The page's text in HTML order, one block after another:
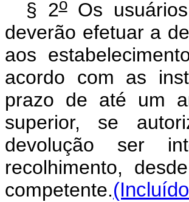
§ 2oOs usuários
deverão efetuar a
aos
acordo com as
prazo de até um
superior, se
devolução ser
recolhimento,
competente.